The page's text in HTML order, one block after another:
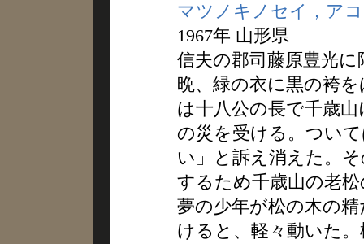
マツノキノセイ，ア
1967年 山形県
信夫の郡司藤原豊光
晩、緑の衣に黒の袴
は十八公の長で千歳
の災を受ける。つい
い」と訴え消えた。
するため千歳山の老
夢の少年が松の木の
けると、軽々動いた